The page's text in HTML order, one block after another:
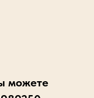
можете